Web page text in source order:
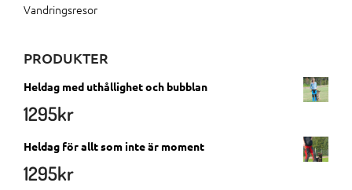
Vandringsresor
PRODUKTER
Heldag med uthållighet och bubblan
1295kr
Heldag för allt som inte är moment
1295kr